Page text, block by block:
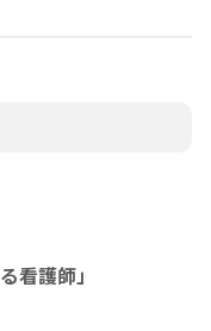
看護師」